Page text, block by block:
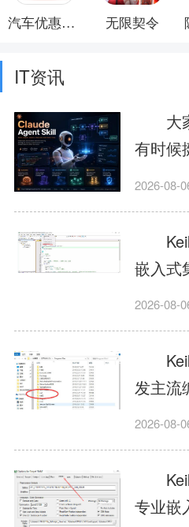
汽车优惠大全 无限契令
IT资讯
大家
有时候
我订
这样
耍嘴
里有海
激发出
上的
解决很
2026-08-
嵌入式
ARM
力，
具成
该平台
独下载
手配置
授权
存在程
2026-08-
发主流
STM32
在线
众多
需要
2026-08-
专业嵌